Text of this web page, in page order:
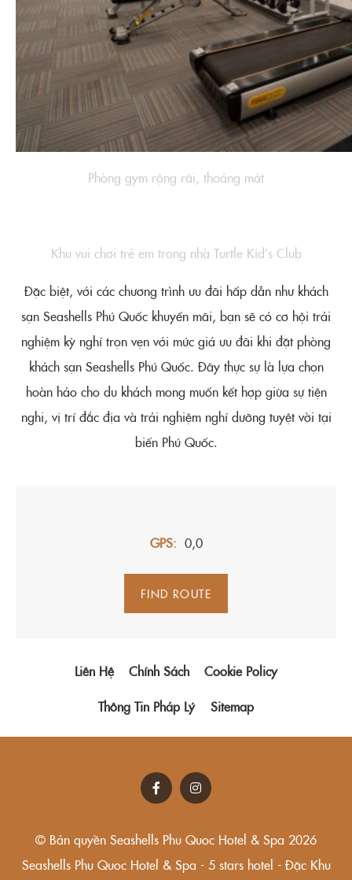
Phòng gym rộng rãi, thoáng mát
Khu vui chơi trẻ em trong nhà Turtle Kid’s Club
Đặc biệt, với các chương trình ưu đãi hấp dẫn như khách
sạn Seashells Phú Quốc khuyến mãi, bạn sẽ có cơ hội trải
nghiệm kỳ nghỉ trọn vẹn với mức giá ưu đãi khi đặt phòng
khách sạn Seashells Phú Quốc. Đây thực sự là lựa chọn
hoàn hảo cho du khách mong muốn kết hợp giữa sự tiện
nghi, vị trí đắc địa và trải nghiệm nghỉ dưỡng tuyệt vời tại
biển Phú Quốc.
GPS 0,0
FIND ROUTE
Liên Hệ Chính Sách Cookie Policy
Thông Tin Pháp Lý Sitemap
© Bản quyền Seashells Phu Quoc Hotel & Spa 2026
Seashells Phu Quoc Hotel & Spa - 5 stars hotel - Đặc Khu